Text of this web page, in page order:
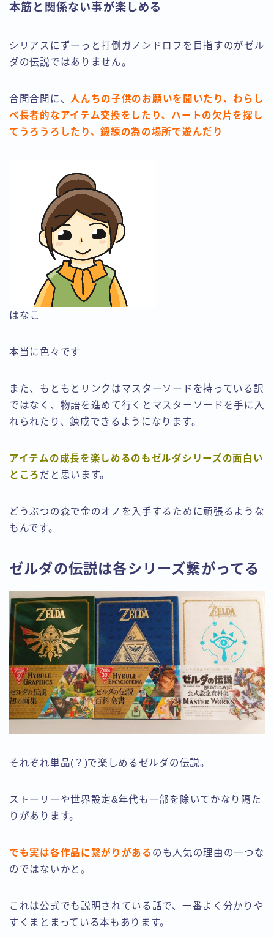
本筋と関係ない事が楽しめる
シリアスにずーっと打倒ガノンドロフを目指すのがゼル
ダの伝説ではありません。
合間合間に、 人んちの子供のお願いを聞いたり、わらし
べ長者的なアイテム交換をしたり、ハートの欠片を探し
てうろうろしたり、鍛練の為の場所で遊んだり
はなこ
本当に色々です
また、もともとリンクはマスターソードを持っている訳
ではなく、物語を進めて行くとマスターソードを手に入
れられたり、錬成できるようになります。
アイテムの成長を楽しめるのもゼルダシリーズの面白い
ところ だと思います。
どうぶつの森で金のオノを入手するために頑張るような
もんです。
ゼルダの伝説は各シリーズ繋がってる
それぞれ単品(？)で楽しめるゼルダの伝説。
ストーリーや世界設定&年代も一部を除いてかなり隔た
りがあります。
でも実は各作品に繋がりがある のも人気の理由の一つな
のではないかと。
これは公式でも説明されている話で、一番よく分かりや
すくまとまっている本もあります。